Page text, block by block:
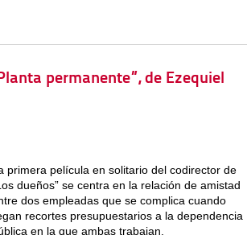
permanente”, de Ezequiel
primera película en solitario del codirector de
dueños” se centra en la relación de amistad
dos empleadas que se complica cuando
recortes presupuestarios a la dependencia
en la que ambas trabajan.